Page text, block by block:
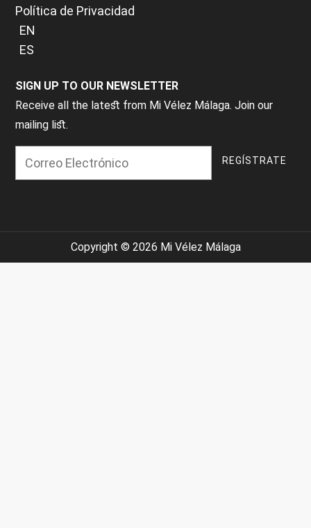
Política de Privacidad
EN
ES
SIGN UP TO OUR NEWSLETTER
Receive all the latest from Mi Vélez Málaga. Join our
mailing list.
Copyright © 2026 Mi Vélez Málaga